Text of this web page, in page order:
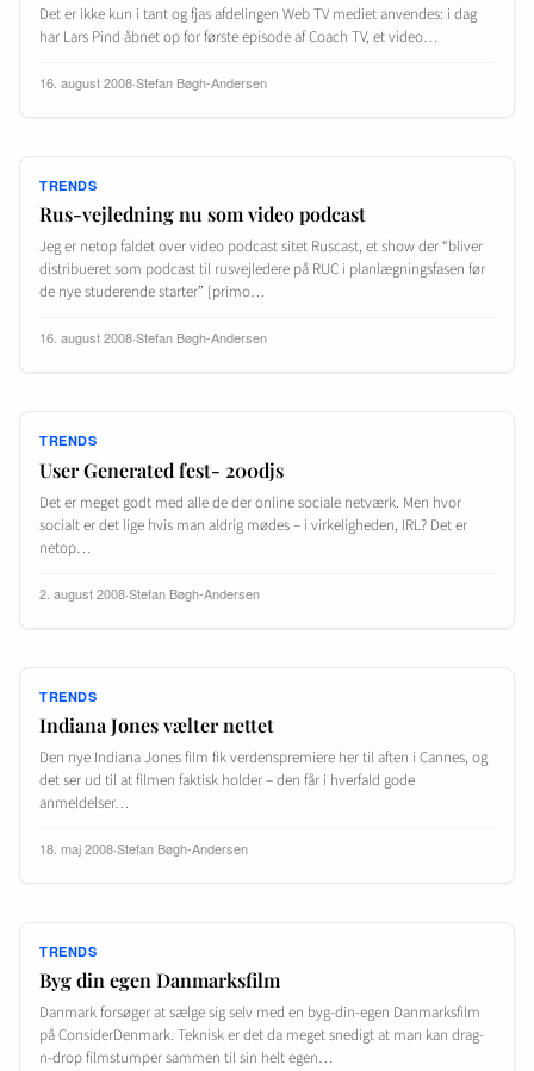
Det er ikke kun i tant og fjas afdelingen Web TV mediet anvendes: i dag
har Lars Pind åbnet op for første episode af Coach TV, et video…
16. august 2008·Stefan Bøgh-Andersen
TRENDS
Rus-vejledning nu som video podcast
Jeg er netop faldet over video podcast sitet Ruscast, et show der “bliver
distribueret som podcast til rusvejledere på RUC i planlægningsfasen før
de nye studerende starter” [primo…
16. august 2008·Stefan Bøgh-Andersen
TRENDS
User Generated fest- 200djs
Det er meget godt med alle de der online sociale netværk. Men hvor
socialt er det lige hvis man aldrig mødes – i virkeligheden, IRL? Det er
netop…
2. august 2008·Stefan Bøgh-Andersen
TRENDS
Indiana Jones vælter nettet
Den nye Indiana Jones film fik verdenspremiere her til aften i Cannes, og
det ser ud til at filmen faktisk holder – den får i hverfald gode
anmeldelser…
18. maj 2008·Stefan Bøgh-Andersen
TRENDS
Byg din egen Danmarksfilm
Danmark forsøger at sælge sig selv med en byg-din-egen Danmarksfilm
på ConsiderDenmark. Teknisk er det da meget snedigt at man kan drag-
n-drop filmstumper sammen til sin helt egen…